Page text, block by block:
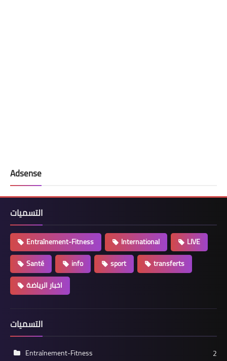
Adsense
التسميات
Entraînement-Fitness International
LIVE
Santé
info sport
transferts
اخبار الرياضة
التسميات
Entraînement-Fitness
2